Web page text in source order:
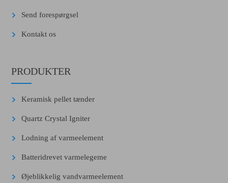
Send forespørgsel
Kontakt os
PRODUKTER
Keramisk pellet tænder
Quartz Crystal Igniter
Lodning af varmeelement
Batteridrevet varmelegeme
Øjeblikkelig vandvarmeelement